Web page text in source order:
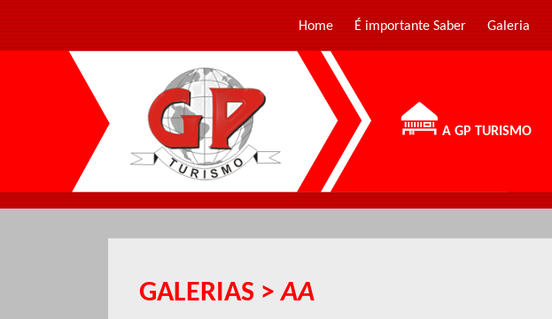
Home É importante Saber Galeria
A GP TURISMO
GALERIAS > AA